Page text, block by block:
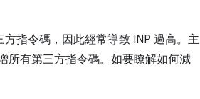
指令碼，因此經常導致 INP 過高。主
所有第三方指令碼。如要瞭解如何減